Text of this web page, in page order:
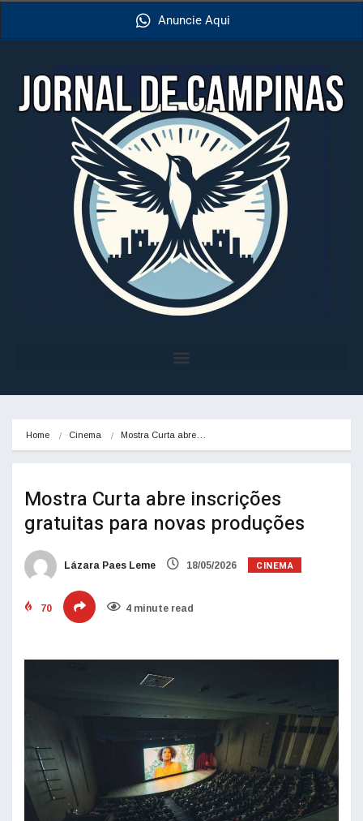
Anuncie Aqui
Home Cinema Mostra Curta abre…
Mostra Curta abre inscrições
gratuitas para novas produções
Lázara Paes Leme 18/05/2026 CINEMA
70 4 minute read